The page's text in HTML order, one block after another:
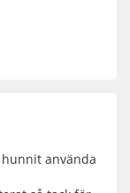
använda